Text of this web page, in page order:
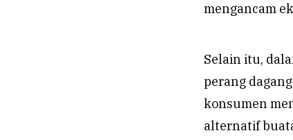
mengancam
Selain itu,
perang
konsumen
alternatif